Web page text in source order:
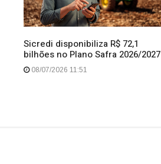
Sicredi disponibiliza R$ 72,1
bilhões no Plano Safra 2026/2027
08/07/2026 11:51